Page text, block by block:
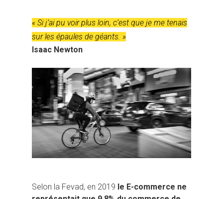
« Si j’ai pu voir plus loin, c’est que je me tenais
sur les épaules de géants. »
Isaac Newton
Selon la Fevad, en 2019 le E-commerce ne